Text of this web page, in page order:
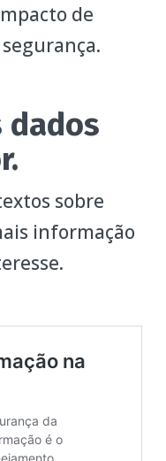
de
dados
sobre
informação